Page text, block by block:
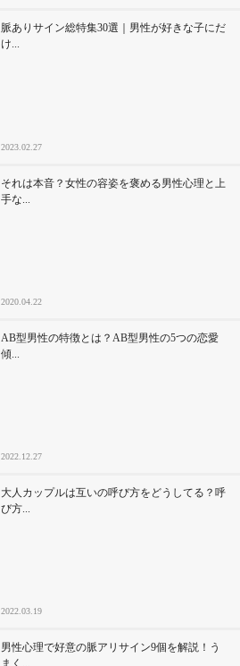
脈ありサイン総特集30選｜男性が好きな子にだ
け...
2023.02.27
それは本音？女性の容姿を褒める男性心理と上
手な...
2020.04.22
AB型男性の特徴とは？AB型男性の5つの恋愛
傾...
2022.12.27
大人カップルは互いの呼び方をどうしてる？呼
び方...
2022.03.19
男性心理で好意の脈アリサイン9個を解説！う